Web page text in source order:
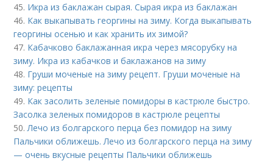
45. Икра из баклажан сырая. Сырая икра из баклажан
46. Как выкапывать георгины на зиму. Когда выкапывать
георгины осенью и как хранить их зимой?
47. Кабачково баклажанная икра через мясорубку на
зиму. Икра из кабачков и баклажанов на зиму
48. Груши моченые на зиму рецепт. Груши моченые на
зиму: рецепты
49. Как засолить зеленые помидоры в кастрюле быстро.
Засолка зеленых помидоров в кастрюле рецепты
50. Лечо из болгарского перца без помидор на зиму
Пальчики оближешь. Лечо из болгарского перца на зиму
— очень вкусные рецепты Пальчики оближешь